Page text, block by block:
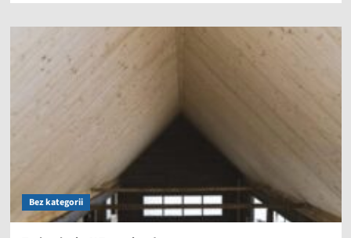
Bez kategorii